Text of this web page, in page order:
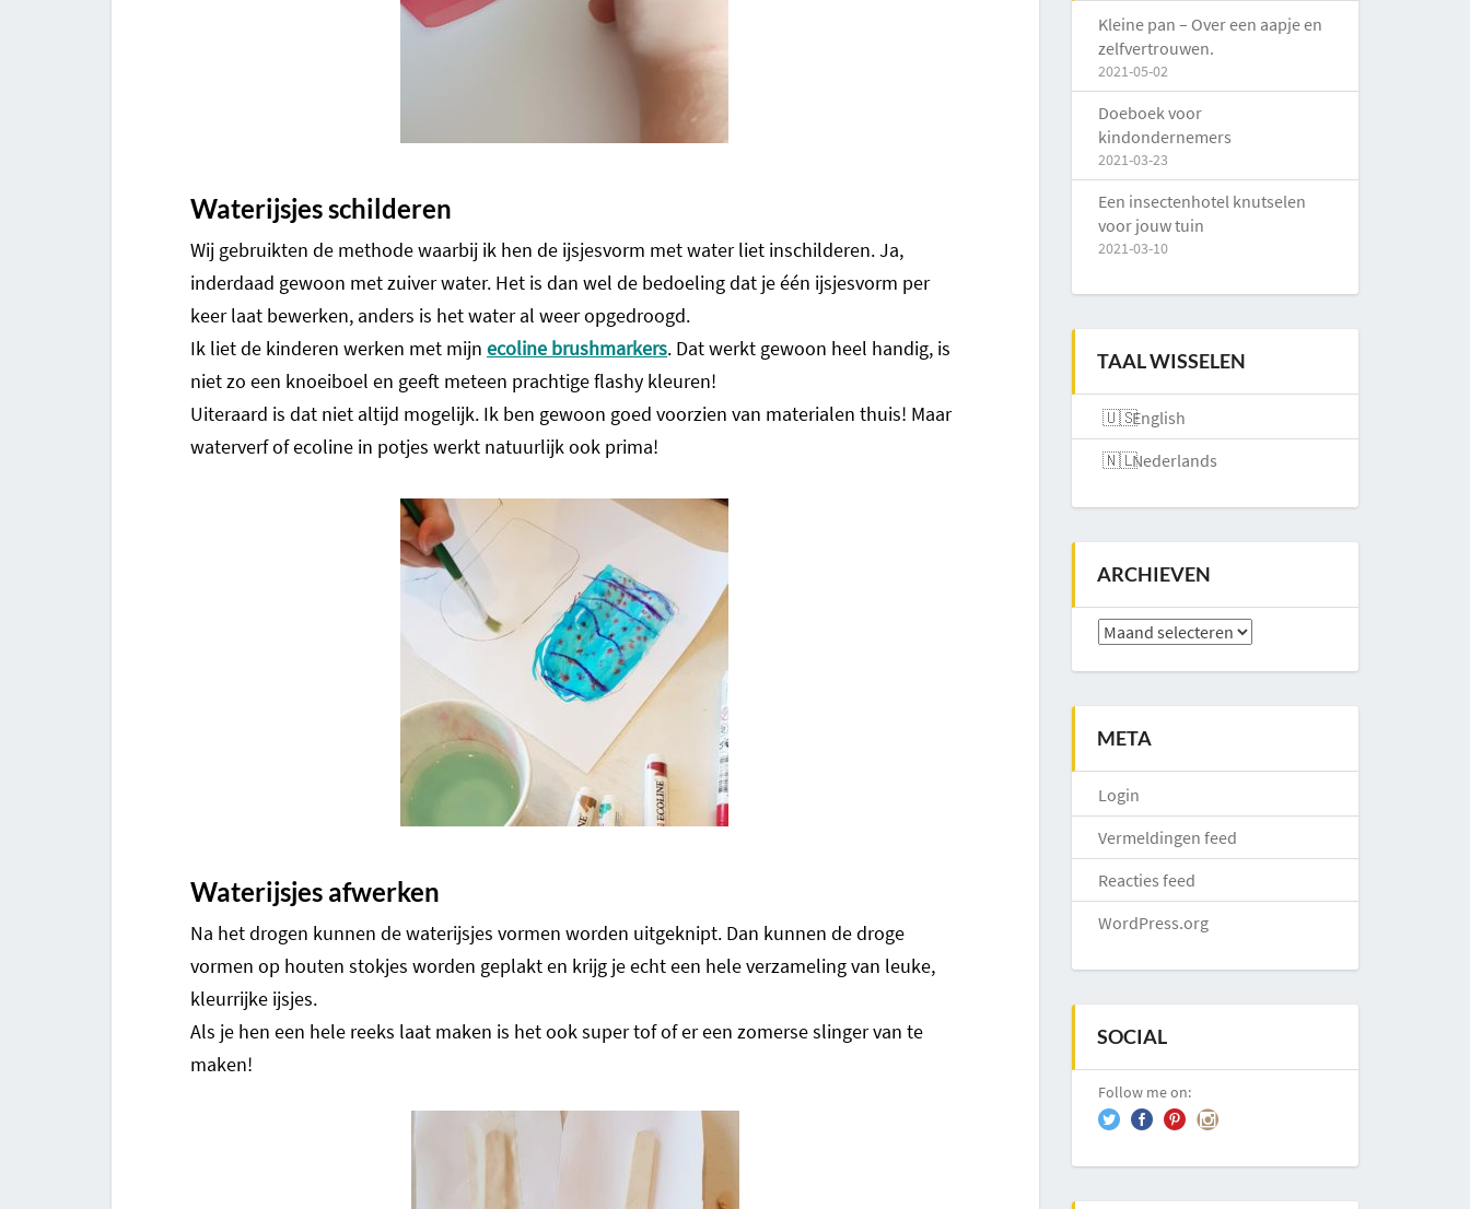
Waterijsjes schilderen
Wij gebruikten de methode waarbij ik hen de ijsjesvorm met water liet inschilderen. Ja,
inderdaad gewoon met zuiver water. Het is dan wel de bedoeling dat je één ijsjesvorm per
keer laat bewerken, anders is het water al weer opgedroogd.
Ik liet de kinderen werken met mijn ecoline brushmarkers. Dat werkt gewoon heel handig, is
niet zo een knoeiboel en geeft meteen prachtige flashy kleuren!
Uiteraard is dat niet altijd mogelijk. Ik ben gewoon goed voorzien van materialen thuis! Maar
waterverf of ecoline in potjes werkt natuurlijk ook prima!
Waterijsjes afwerken
Na het drogen kunnen de waterijsjes vormen worden uitgeknipt. Dan kunnen de droge
vormen op houten stokjes worden geplakt en krijg je echt een hele verzameling van leuke,
kleurrijke ijsjes.
Als je hen een hele reeks laat maken is het ook super tof of er een zomerse slinger van te
maken!
Kleine pan – Over een aapje en
zelfvertrouwen.
2021-05-02
Doeboek voor
kindondernemers
2021-03-23
Een insectenhotel knutselen
voor jouw tuin
2021-03-10
TAAL WISSELEN
English
Nederlands
ARCHIEVEN
Archieven
META
Login
Vermeldingen feed
Reacties feed
WordPress.org
SOCIAL
Follow me on: